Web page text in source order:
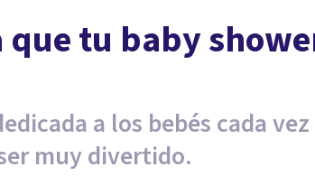
tu baby
a los bebés cada
muy divertido.